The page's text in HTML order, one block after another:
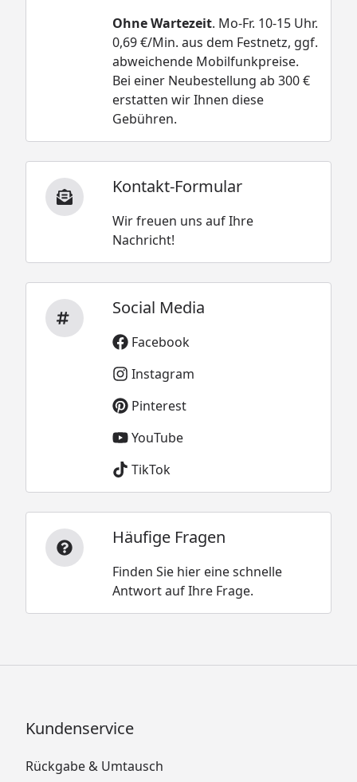
Ohne Wartezeit. Mo-Fr. 10-15 Uhr.
0,69 €/Min. aus dem Festnetz, ggf.
abweichende Mobilfunkpreise.
Bei einer Neubestellung ab 300 €
erstatten wir Ihnen diese
Gebühren.
Kontakt-Formular
Wir freuen uns auf Ihre
Nachricht!
Social Media
Facebook
Instagram
Pinterest
YouTube
TikTok
Häufige Fragen
Finden Sie hier eine schnelle
Antwort auf Ihre Frage.
Kundenservice
Rückgabe & Umtausch